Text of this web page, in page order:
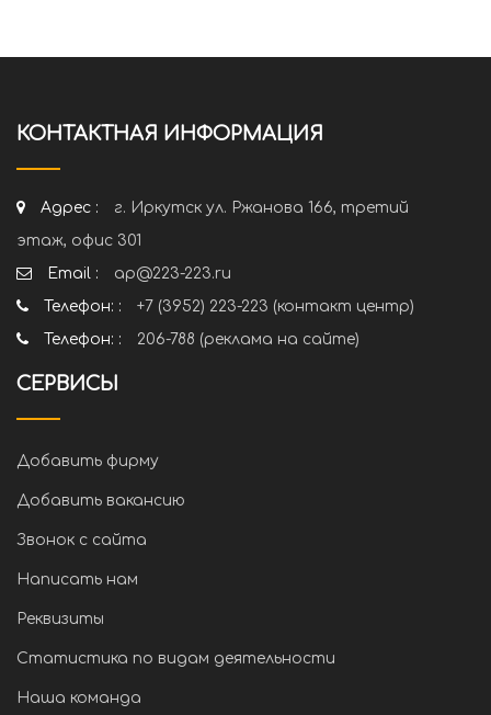
КОНТАКТНАЯ ИНФОРМАЦИЯ
Адрес :
г. Иркутск ул. Ржанова 166, третий
этаж, офис 301
Email :
ap@223-223.ru
Телефон: :
+7 (3952) 223-223 (контакт центр)
Телефон: :
206-788 (реклама на сайте)
СЕРВИСЫ
Добавить фирму
Добавить вакансию
Звонок с сайта
Написать нам
Реквизиты
Статистика по видам деятельности
Наша команда